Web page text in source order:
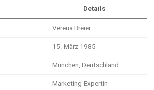
Details
Verena Breier
15. März 1985
München, Deutschland
Marketing-Expertin